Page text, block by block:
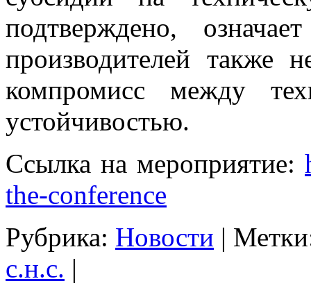
подтверждено,
производителей также
компромисс между
устойчивостью.
Ссылка на мероприятие:
the-conference
Рубрика: Новости |
с.н.с. |